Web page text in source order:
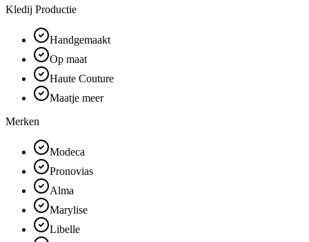
Kledij Productie
Handgemaakt
Op maat
Haute Couture
Maatje meer
Merken
Modeca
Pronovias
Alma
Marylise
Libelle